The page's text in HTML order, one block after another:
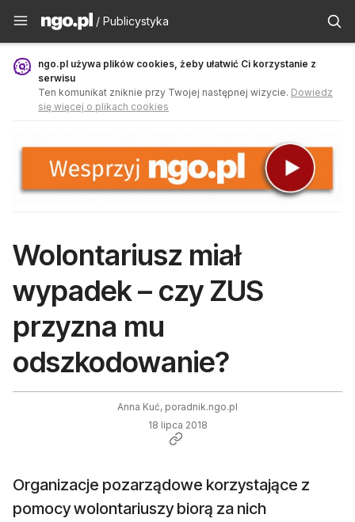
Publicystyka - ngo.pl
/ Publicystyka
ngo.pl używa plików cookies, żeby ułatwić Ci korzystanie z
serwisu
Ten komunikat zniknie przy Twojej następnej wizycie. Dowiedz
się więcej o plikach cookies
Wolontariusz miał
wypadek – czy ZUS
przyzna mu
odszkodowanie?
Anna Kuć, poradnik.ngo.pl
18 lipca 2018
Organizacje pozarządowe korzystające z
pomocy wolontariuszy biorą za nich